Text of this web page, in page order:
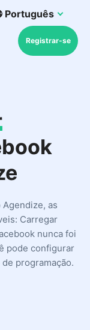
Português
Registrar-se
as
Carregar
nunca foi
pode configurar
programação.